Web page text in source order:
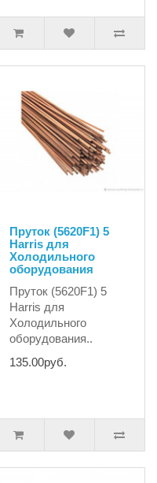
Пруток (5620F1) 5
Harris для
Холодильного
оборудования
Пруток (5620F1) 5
Harris для
Холодильного
оборудования..
135.00руб.